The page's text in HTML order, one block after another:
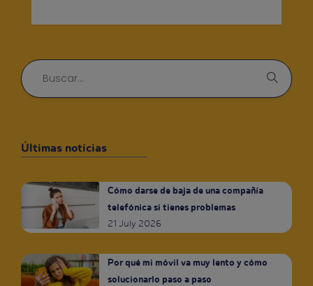
Últimas noticias
Cómo darse de baja de una compañía
telefónica si tienes problemas
21 July 2026
Por qué mi móvil va muy lento y cómo
solucionarlo paso a paso